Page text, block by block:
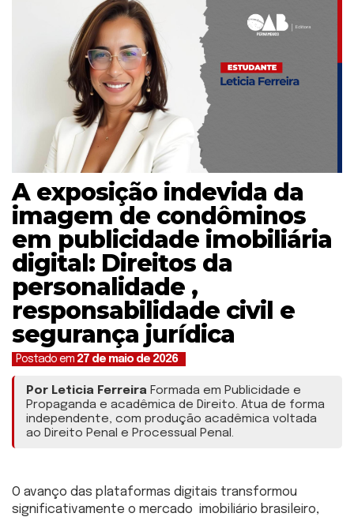
A exposição indevida da
imagem de condôminos
em publicidade imobiliária
digital: Direitos da
personalidade ,
responsabilidade civil e
segurança jurídica
Postado em 27 de maio de 2026
Por Leticia Ferreira Formada em Publicidade e
Propaganda e acadêmica de Direito. Atua de forma
independente, com produção acadêmica voltada
ao Direito Penal e Processual Penal.
O avanço das plataformas digitais transformou
significativamente o mercado imobiliário brasileiro,